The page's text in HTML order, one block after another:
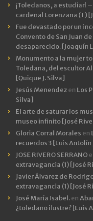
¡Toledanos, a estudiar!
cardenal Lorenzana ( I )
Fue devastado por un
Convento de San Juan
desaparecido. [Joaquín
Monumento a la mujer
Toledana, del escultor
[Quique J. Silva]
Jesús Menendezen Los
Silva]
El arte de saturar los
museo infinito [José
Gloria Corral Morales en
recuerdos 3 [Luis
JOSE RIVERO SERRANO
extravagancia (1) [José
Javier Álvarez de
extravagancia (1) [José
José María Isabel.en
¿toledano ilustre? [Luis